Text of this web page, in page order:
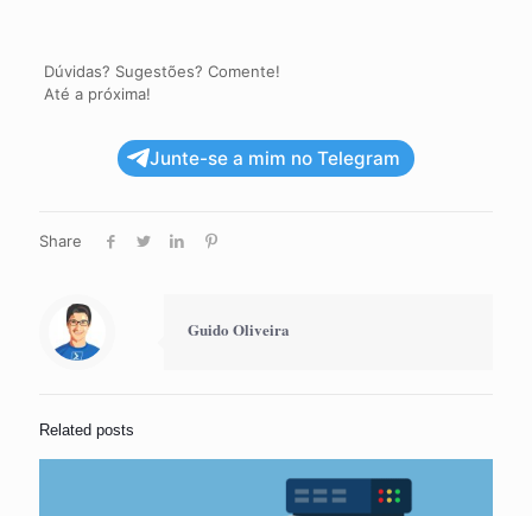
Dúvidas? Sugestões? Comente!
Até a próxima!
Junte-se a mim no Telegram
Share
Guido Oliveira
Related posts